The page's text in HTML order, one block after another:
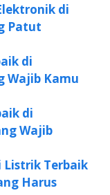
di
Patut
di
Wajib Kamu
di
Wajib
Listrik Terbaik
Harus